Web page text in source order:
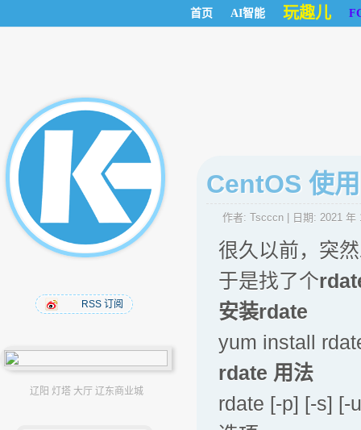
首页 AI智能 玩趣儿
RSS 订阅
辽阳 灯塔 大厅 辽东商业城
CentOS 使
作者: Tscccn | 日期: 2021 年
很久以前，突
于是找了个
安装rdate
yum install
rdate 用法
rdate [-p] [-s]